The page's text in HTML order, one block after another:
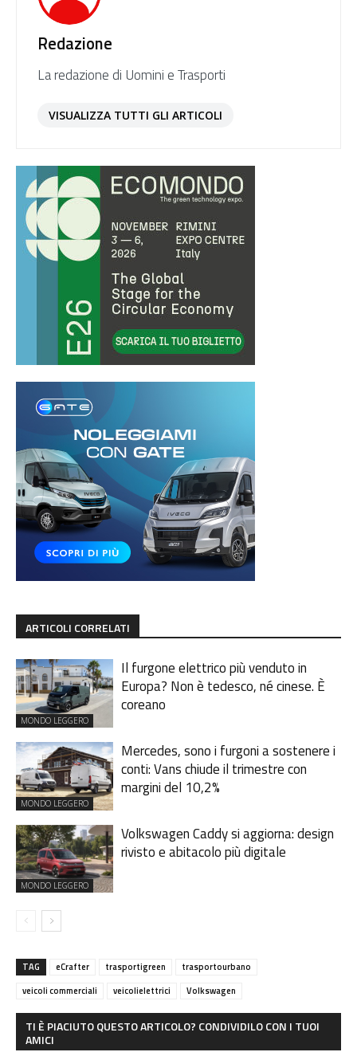
Redazione
La redazione di Uomini e Trasporti
VISUALIZZA TUTTI GLI ARTICOLI
ARTICOLI CORRELATI
MONDO LEGGERO
Il furgone elettrico più venduto in
Europa? Non è tedesco, né cinese. È
coreano
MONDO LEGGERO
Mercedes, sono i furgoni a sostenere i
conti: Vans chiude il trimestre con
margini del 10,2%
MONDO LEGGERO
Volkswagen Caddy si aggiorna: design
rivisto e abitacolo più digitale
TAG eCrafter trasportigreen
trasportourbano
veicoli commerciali
veicolielettrici Volkswagen
TI È PIACIUTO QUESTO ARTICOLO? CONDIVIDILO CON I TUOI
AMICI